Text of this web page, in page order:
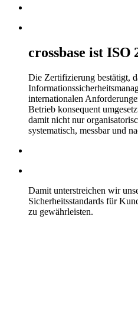
crossbase ist
Die Zertifizierung bestätigt,
internationalen
Betrieb konsequent
damit nicht nur
systematisch, messbar und
Damit unterstreichen wir
Sicherheitsstandards für
zu gewährleisten.